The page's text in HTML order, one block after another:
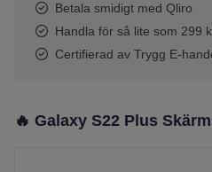
Betala smidigt med Qliro
Handla för så lite som 299
Certifierad av Trygg E-
🔥 Galaxy S22 Plus